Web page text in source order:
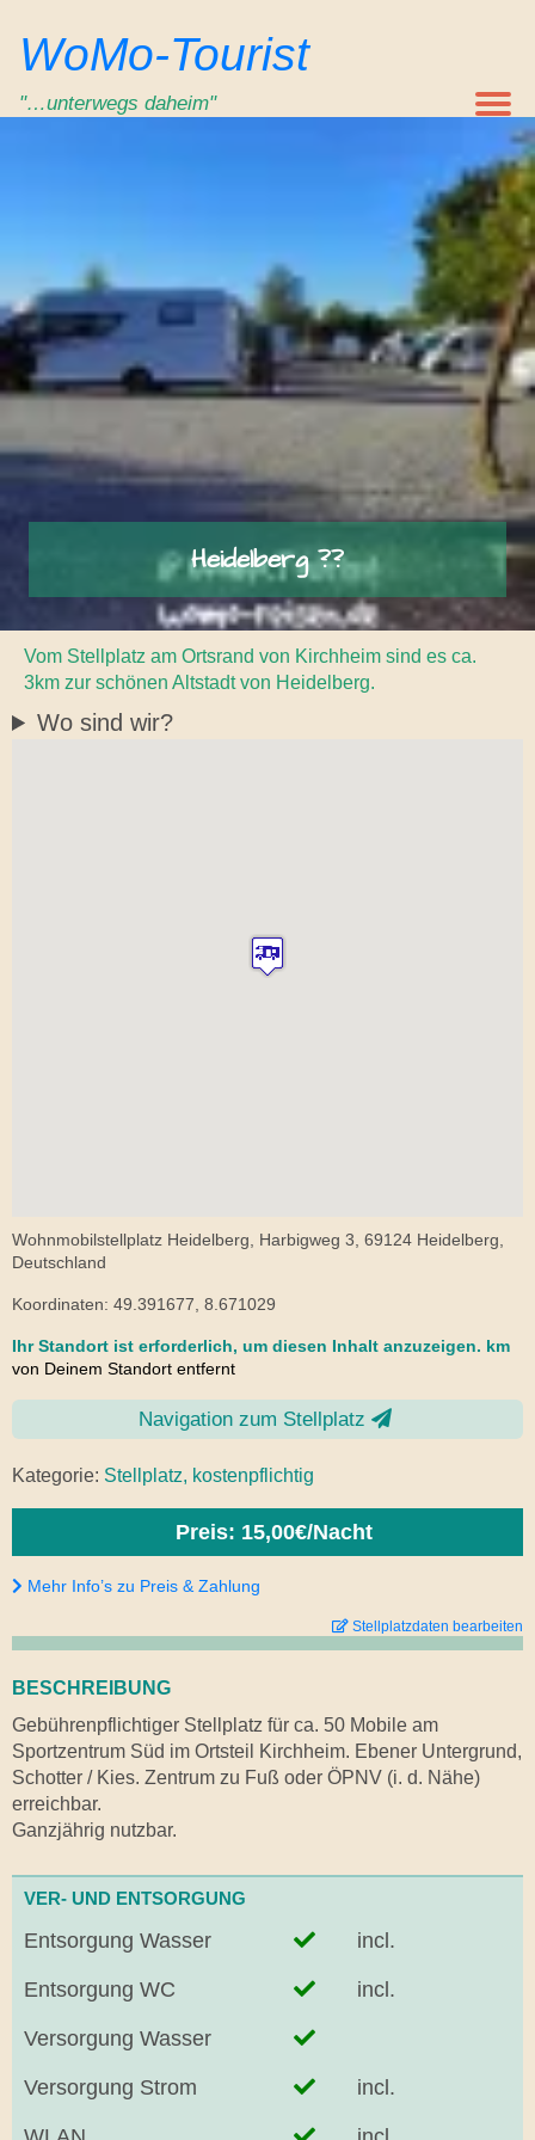
Inhalt
springen
WoMo-Tourist
"…unterwegs daheim"
Heidelberg ??
Vom Stellplatz am Ortsrand von Kirchheim sind es ca.
3km zur schönen Altstadt von Heidelberg.
Wo sind wir?
Wohnmobilstellplatz Heidelberg, Harbigweg 3, 69124 Heidelberg,
Deutschland
Koordinaten: 49.391677, 8.671029
Ihr Standort ist erforderlich, um diesen Inhalt anzuzeigen. km
von Deinem Standort entfernt
Navigation zum Stellplatz
Kategorie: Stellplatz, kostenpflichtig
Preis: 15,00€/Nacht
Mehr Info’s zu Preis & Zahlung
Stellplatzdaten bearbeiten
BESCHREIBUNG
Gebührenpflichtiger Stellplatz für ca. 50 Mobile am
Sportzentrum Süd im Ortsteil Kirchheim. Ebener Untergrund,
Schotter / Kies. Zentrum zu Fuß oder ÖPNV (i. d. Nähe)
erreichbar.
Ganzjährig nutzbar.
VER- UND ENTSORGUNG
Entsorgung Wasser incl.
Entsorgung WC incl.
Versorgung Wasser
Versorgung Strom incl.